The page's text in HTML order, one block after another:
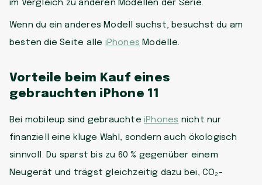
im Vergleich zu anderen Modellen der Serie.
Wenn du ein anderes Modell suchst, besuchst du am
besten die Seite alle iPhones Modelle.
Vorteile beim Kauf eines
gebrauchten iPhone 11
Bei mobileup sind gebrauchteiPhones nicht nur
finanziell eine kluge Wahl, sondern auch ökologisch
sinnvoll. Du sparst bis zu 60 % gegenüber einem
Neugerät und trägst gleichzeitig dazu bei, CO₂-